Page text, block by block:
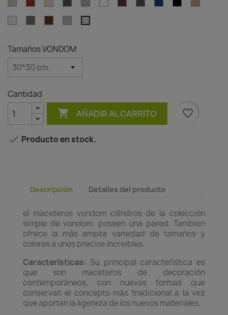
Tamaños VONDOM
Cantidad
 AÑADIR AL CARRITO favorite_border
 Producto en stock.
Descripción Detalles del producto
el maceteros vondom cilindros de la colección
simple de vondom, poseen una pared. Tambien
ofrece la más amplia variedad de tamaños y
colores a unos precios increibles.
Características: Su principal característica es
que son maceteros de decoración
contemporáneos, con nuevas formas que
conservan el concepto más tradicional a la vez
que aportan la ligereza de los nuevos materiales.